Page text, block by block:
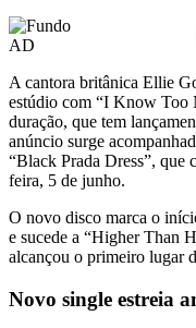
AD
A cantora britânica Ellie
estúdio com “I Know Too
duração, que tem
anúncio surge
“Black Prada Dress”, que
feira, 5 de junho.
O novo disco marca o
e sucede a “Higher Than
alcançou o primeiro lugar
Novo single estreia